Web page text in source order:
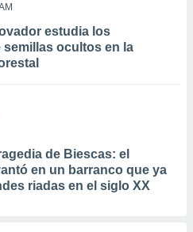
estudia los
ocultos en la
de Biescas: el
en un barranco que ya
riadas en el siglo XX